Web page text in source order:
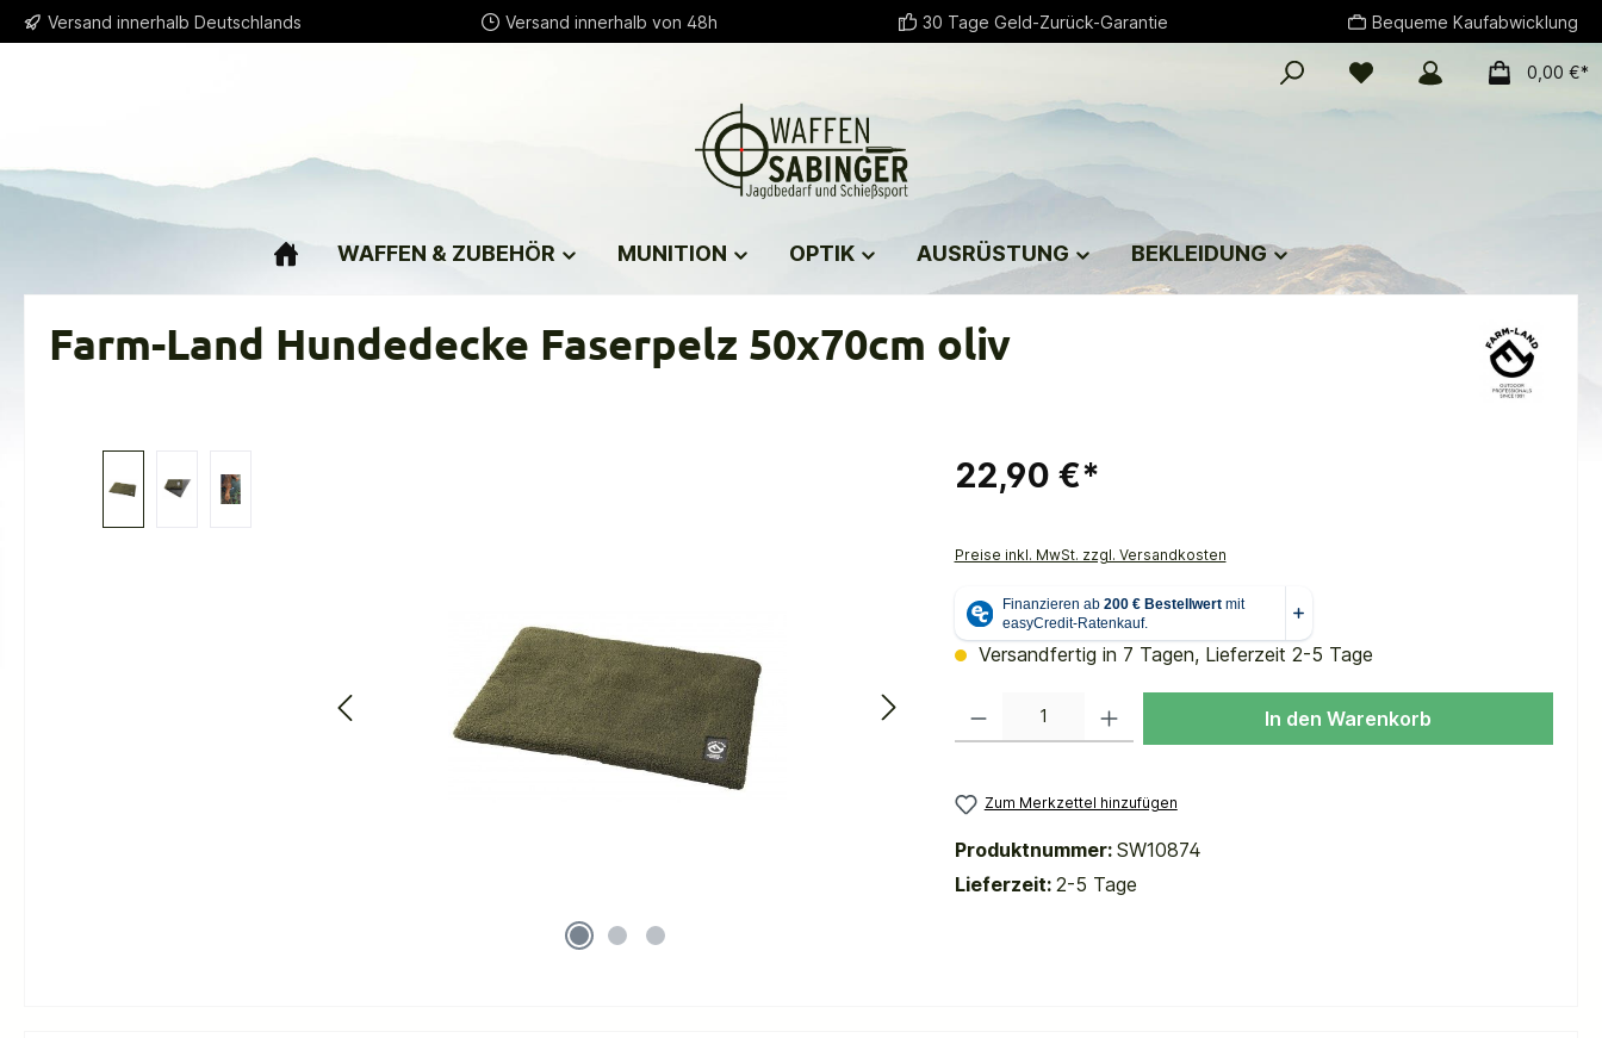
Zur Hauptnavigation springen
Versand innerhalb Deutschlands Versand innerhalb von 48h 30 Tage Geld-Zurück-Garantie Bequeme Kaufabwicklung
0,00 €*
WAFFEN & ZUBEHÖR MUNITION OPTIK AUSRÜSTUNG BEKLEIDUNG
Farm-Land Hundedecke Faserpelz 50x70cm oliv
22,90 €*
Preise inkl. MwSt. zzgl. Versandkosten
Versandfertig in 7 Tagen, Lieferzeit 2-5 Tage
In den Warenkorb
Zum Merkzettel hinzufügen
Produktnummer: SW10874
Lieferzeit: 2-5 Tage